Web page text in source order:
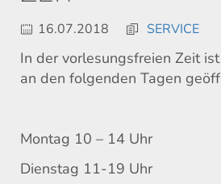
16.07.2018 SERVICE
In der vorlesungsfreien Zeit
an den folgenden Tagen
Montag 10 – 14 Uhr
Dienstag 11-19 Uhr